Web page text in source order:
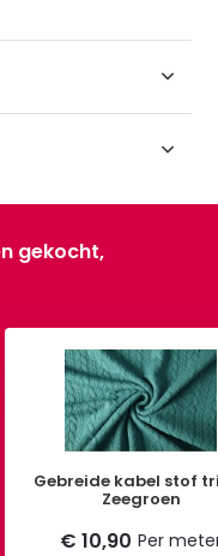
gekocht,
Gebreide kabel stof
Zeegroen
€ 10,90 Per